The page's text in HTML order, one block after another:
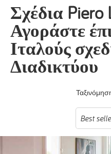
Σχέδια Piero
Αγοράστε
Ιταλούς
Διαδικτύου